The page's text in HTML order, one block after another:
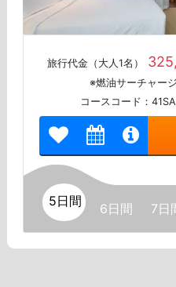
旅行代金（大人1名）
※燃油サーチャー
コースコード：
5日間 6日間 7日